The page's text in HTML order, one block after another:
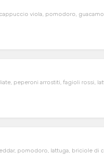
viola, pomodoro,
peperoni arrostiti, fagioli rossi,
pomodoro, lattuga, briciole di